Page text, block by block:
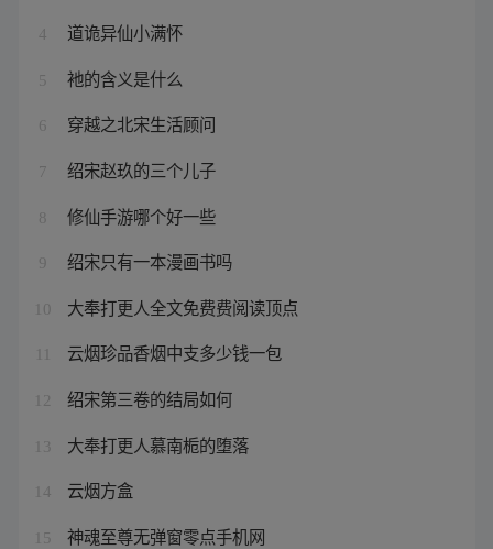
4 道诡异仙小满怀
5 衪的含义是什么
6 穿越之北宋生活顾问
7 绍宋赵玖的三个儿子
8 修仙手游哪个好一些
9 绍宋只有一本漫画书吗
10 大奉打更人全文免费费阅读顶点
云烟珍品香烟中支多少钱一包
12 绍宋第三卷的结局如何
13 大奉打更人慕南栀的堕落
14 云烟方盒
15 神魂至尊无弹窗零点手机网